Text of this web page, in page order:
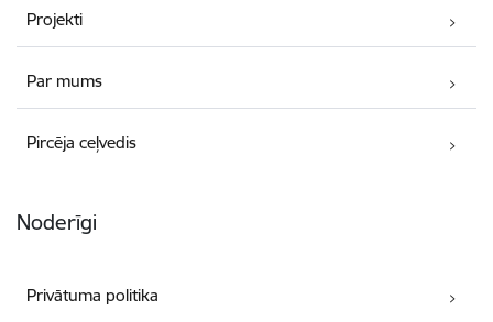
Projekti
Par mums
Pircēja ceļvedis
Noderīgi
Privātuma politika